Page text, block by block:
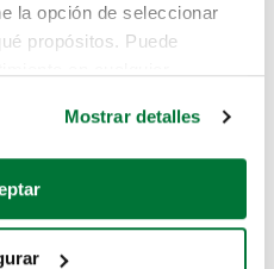
la opción de seleccionar
propósitos. Puede
su ubicación geográfica
Mostrar detalles